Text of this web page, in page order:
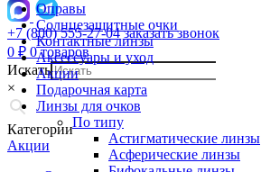
+7 (800) 555-27-04 заказать звонок
0 ₽ 0 товаров
Искать
×
Категории
Акции
Оправы
Солнцезащитные очки
Контактные линзы
Аксессуары и уход
Акции
Подарочная карта
Линзы для очков
По типу
Астигматические линзы
Асферические линзы